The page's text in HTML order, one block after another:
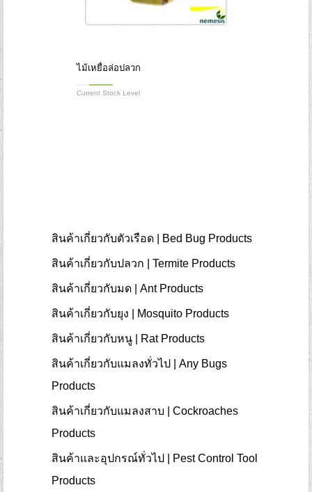
ไม้เหยื่อล่อปลวก
Current Stock Level
สินค้าเกี่ยวกับตัวเรือด | Bed Bug Products
สินค้าเกี่ยวกับปลวก | Termite Products
สินค้าเกี่ยวกับมด | Ant Products
สินค้าเกี่ยวกับยุง | Mosquito Products
สินค้าเกี่ยวกับหนู | Rat Products
สินค้าเกี่ยวกับแมลงทั่วไป | Any Bugs
Products
สินค้าเกี่ยวกับแมลงสาบ | Cockroaches
Products
สินค้าและอุปกรณ์ทั่วไป | Pest Control Tool
Products